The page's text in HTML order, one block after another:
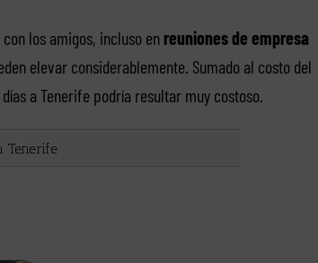
los amigos, incluso en reuniones de empresa
elevar considerablemente. Sumado al costo del
a Tenerife podría resultar muy costoso.